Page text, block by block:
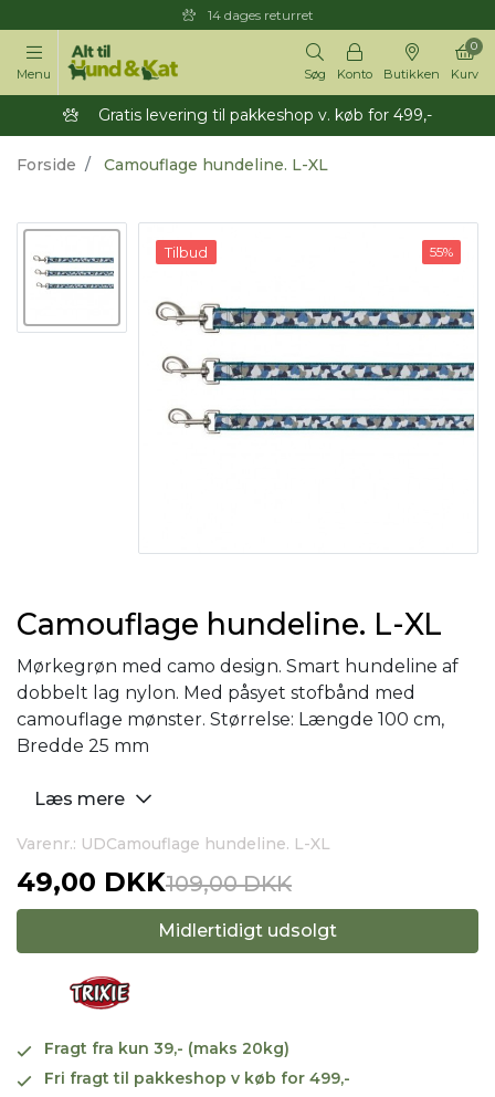
14 dages returret
Menu Søg Konto Butikken Kurv
0
Gratis levering til pakkeshop v. køb for 499,-
Forside Camouflage hundeline. L-XL
Tilbud 55%
Camouflage hundeline. L-XL
Mørkegrøn med camo design. Smart hundeline af
dobbelt lag nylon. Med påsyet stofbånd med
camouflage mønster. Størrelse: Længde 100 cm,
Bredde 25 mm
Læs mere
Varenr.: UDCamouflage hundeline. L-XL
49,00 DKK109,00 DKK
Midlertidigt udsolgt
Fragt fra kun 39,- (maks 20kg)
Fri fragt til pakkeshop v køb for 499,-